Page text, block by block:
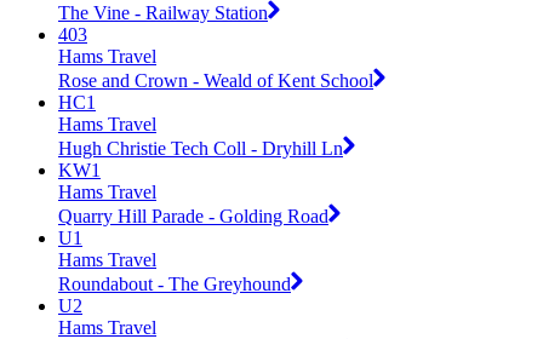
The Vine - Railway Station
403
Hams Travel
Rose and Crown - Weald of Kent School
HC1
Hams Travel
Hugh Christie Tech Coll - Dryhill Ln
KW1
Hams Travel
Quarry Hill Parade - Golding Road
U1
Hams Travel
Roundabout - The Greyhound
U2
Hams Travel